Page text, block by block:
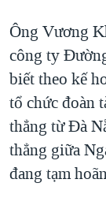
Ông Vương
công ty
biết theo kế
tổ chức đoàn
thẳng từ Đà
thẳng giữa
đang tạm